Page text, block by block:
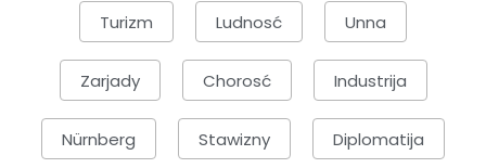
Turizm Ludnosć Unna
Zarjady Chorosć Industrija
Nürnberg Stawizny Diplomatija